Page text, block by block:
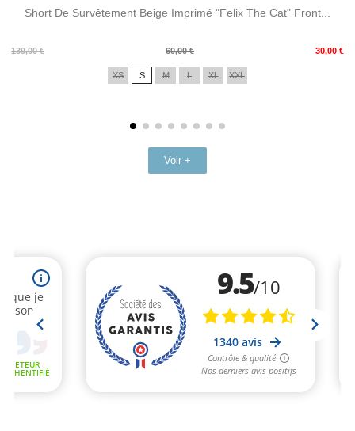
Short De Survêtement Beige Imprimé "Felix The Cat" Front...
139,00 €
Prix
60,00 € 30,00 €
Prix
XS S M L XL XXL
Voir +